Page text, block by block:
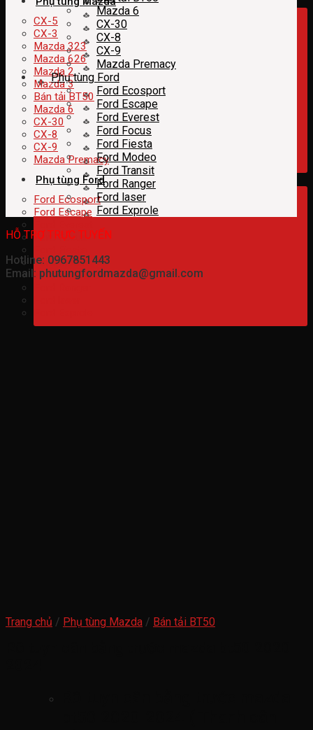
CX-5
CX-3
Mazda 323
Mazda 626
Mazda 2
Mazda 3
Bán tải BT50
Mazda 6
CX-30
CX-8
CX-9
Mazda Premacy
Phụ tùng Ford
Ford Ecosport
Ford Escape
Ford Focus
Ford Modeo
Ford Transit
Mazda 6
CX-30
CX-8
CX-9
Mazda Premacy
Phụ tùng Ford
Ford Ecosport
Ford Escape
Ford Everest
Ford Focus
Ford Fiesta
Ford Modeo
Ford Transit
Ford Ranger
Ford laser
Ford Exprole
HỖ TRỢ TRỰC TUYẾN
Hotline: 0967851443
Email: phutungfordmazda@gmail.com
Trang chủ / Phụ tùng Mazda / Bán tải BT50